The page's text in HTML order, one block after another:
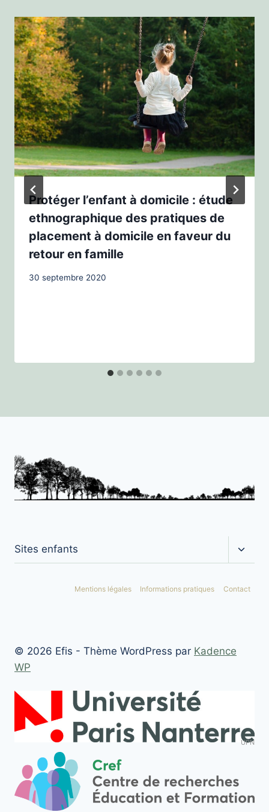
Protéger l’enfant à domicile : étude
ethnographique des pratiques de
placement à domicile en faveur du
retour en famille
30 septembre 2020
Sites enfants
le
enfant
Mentions légales Informations pratiques Contact
© 2026 Efis - Thème WordPress par Kadence
WP
UPN